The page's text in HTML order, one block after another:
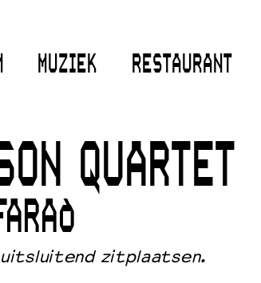
MUZIEK RESTAURANT
QUARTET
zitplaatsen.